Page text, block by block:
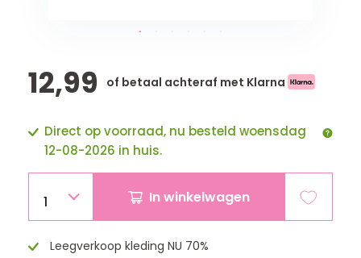
12,99 of betaal achteraf met Klarna
Direct op voorraad, nu besteld woensdag
12-08-2026 in huis.
1 In winkelwagen
Leegverkoop kleding NU 70%